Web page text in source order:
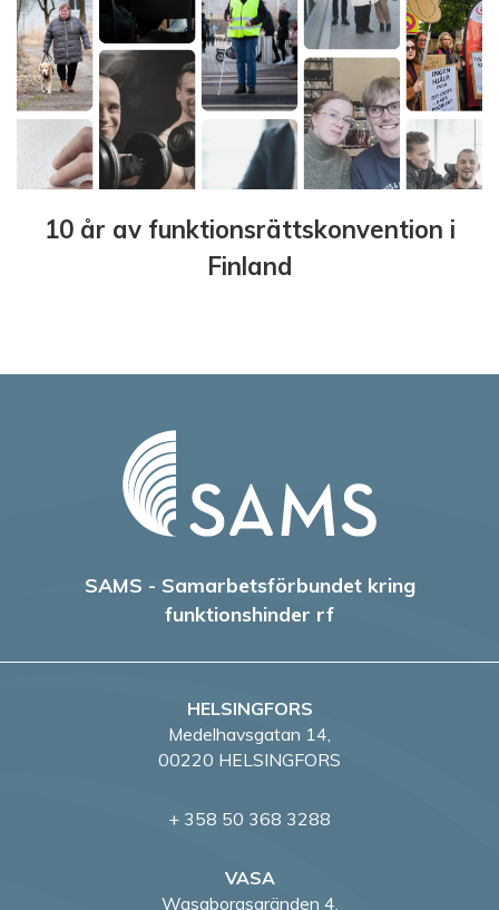
10 år av funktionsrättskonvention i
Finland
SAMS - Samarbetsförbundet kring
funktionshinder rf
HELSINGFORS
Medelhavsgatan 14,
00220 HELSINGFORS
+ 358 50 368 3288
VASA
Wasaborgsgränden 4,